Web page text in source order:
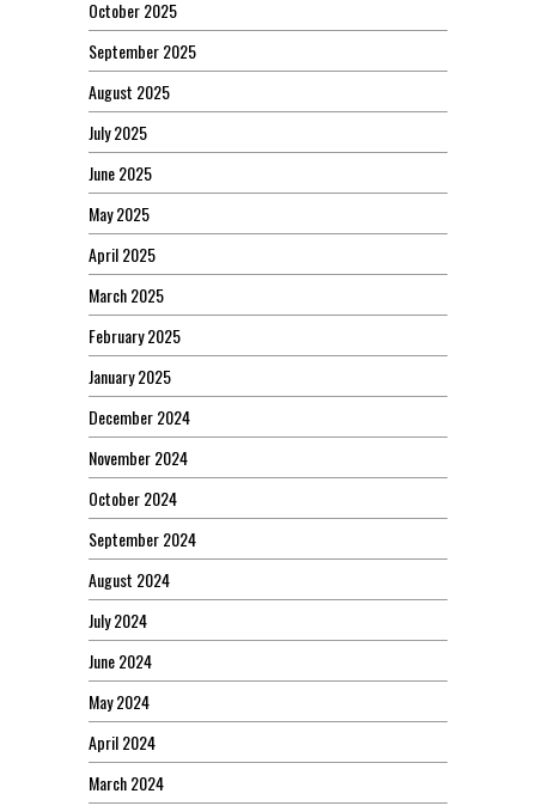
October 2025
September 2025
August 2025
July 2025
June 2025
May 2025
April 2025
March 2025
February 2025
January 2025
December 2024
November 2024
October 2024
September 2024
August 2024
July 2024
June 2024
May 2024
April 2024
March 2024